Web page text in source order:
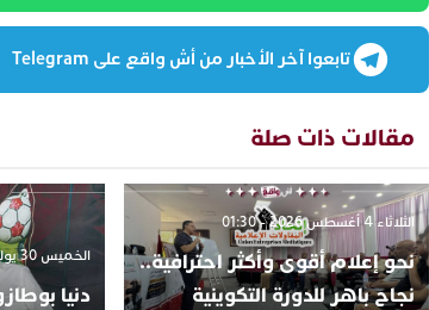
تابعوا آخر الأخبار من أش واقع على Telegram
مقالات ذات صلة
الثلاثاء 4 أغسطس 2026 - 01:30
نحو إعلام أقوى وأكثر احترافية..
نجاح باهر للدورة التكوينية
الخميس 30 يوليو 2026 - 13:30
دنيا